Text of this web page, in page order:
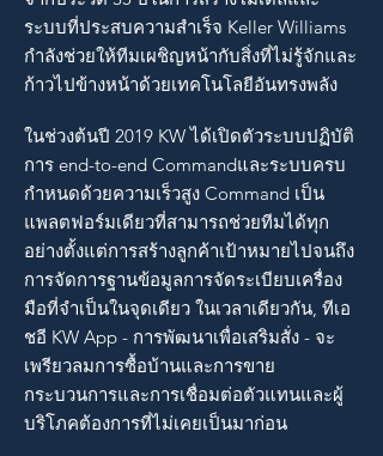
ระบบที่ประสบความสำเร็จ Keller Williams
กำลังช่วยให้ทีมเผชิญหน้ากับสิ่งที่ไม่รู้จักและ
ก้าวไปข้างหน้าด้วยเทคโนโลยีอันทรงพลัง
ในช่วงต้นปี 2019 KW ได้เปิดตัวระบบปฏิบัติ
การ end-to-end Commandและระบบครบ
กำหนดด้วยความเร็วสูง Command เป็น
แพลตฟอร์มเดียวที่สามารถช่วยทีมได้ทุก
อย่างตั้งแต่การสร้างลูกค้าเป้าหมายไปจนถึง
การจัดการฐานข้อมูลการจัดระเบียบเครื่อง
มือที่จำเป็นในจุดเดียว ในเวลาเดียวกัน, ทีเอ
ชอี KW App - การพัฒนาเพื่อเสริมสั่ง - จะ
เพรียวลมการซื้อบ้านและการขาย
กระบวนการและการเชื่อมต่อตัวแทนและผู้
บริโภคต้องการที่ไม่เคยเป็นมาก่อน